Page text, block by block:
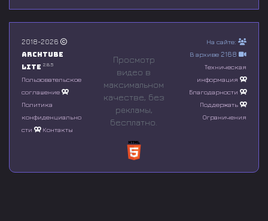
n
o
f
0
s
o
n
d
2018-2026
Archtube
Lite 2.8.5
Пользовательское
соглашение
Политика
конфиденциально
сти
Контакты
Просмотр
видео в
максимальном
качестве, без
рeкламы,
бесплатно.
На сайте:
В архиве 2168
Техническая
информация
Благодарности
Поддержать
Ограничения